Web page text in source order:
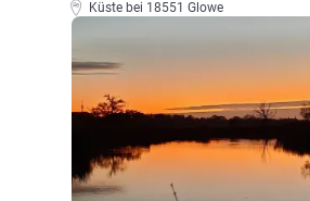
Küste bei 18551 Glowe